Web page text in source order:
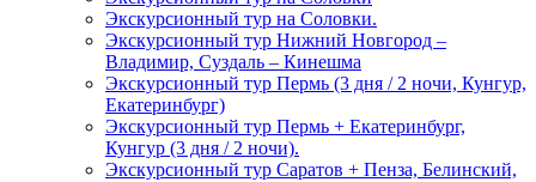
Экскурсионный тур на Соловки.
Экскурсионный тур Нижний Новгород –
Владимир, Суздаль – Кинешма
Экскурсионный тур Пермь (3 дня / 2 ночи, Кунгур,
Екатеринбург)
Экскурсионный тур Пермь + Екатеринбург,
Кунгур (3 дня / 2 ночи).
Экскурсионный тур Саратов + Пенза, Белинский,